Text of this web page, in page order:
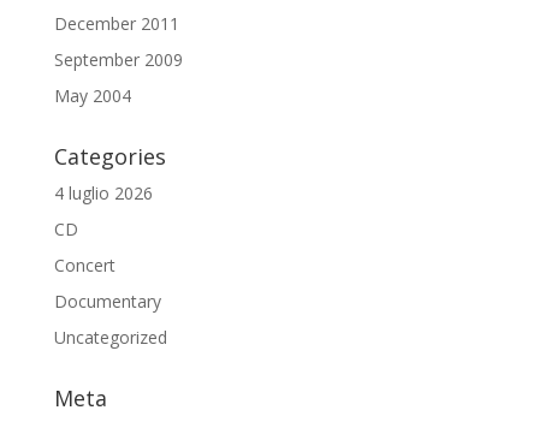
December 2011
September 2009
May 2004
Categories
4 luglio 2026
CD
Concert
Documentary
Uncategorized
Meta